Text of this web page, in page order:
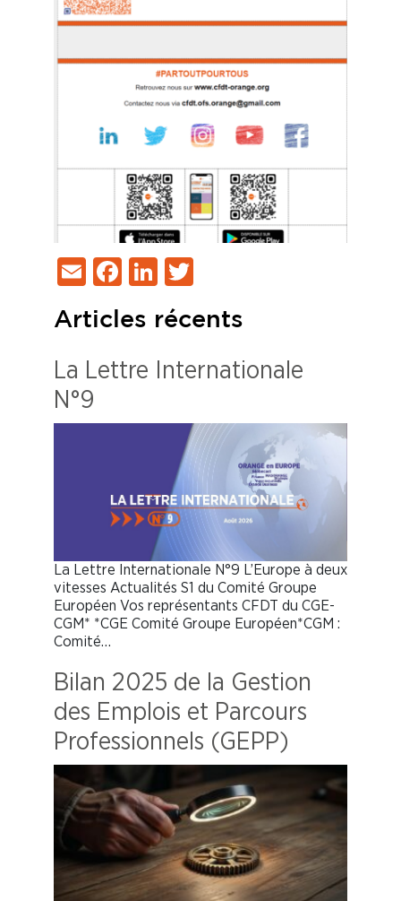
EmailFacebook
LinkedIn
Articles récents
La Lettre Internationale
N°9
La Lettre Internationale N°9 L’Europe à deux
vitesses Actualités S1 du Comité Groupe
Européen Vos représentants CFDT du CGE-
CGM* *CGE Comité Groupe Européen*CGM :
Comité…
Bilan 2025 de la Gestion
des Emplois et Parcours
Professionnels (GEPP)